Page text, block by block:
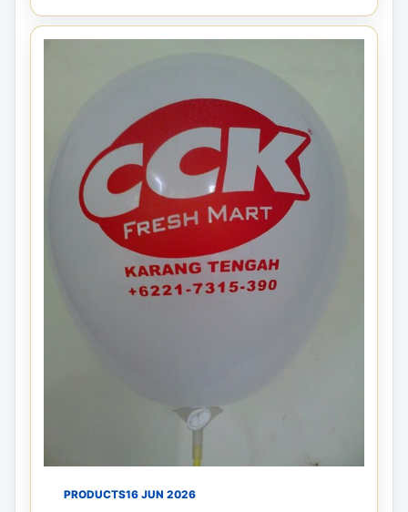
PRODUCTS16 JUN 2026